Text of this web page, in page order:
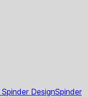
DesignSpinder